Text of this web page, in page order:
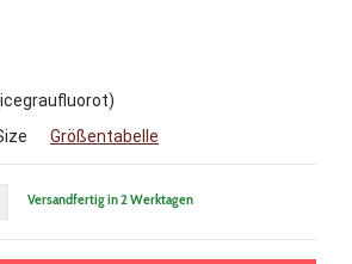
Größentabelle
Versandfertig in 2 Werktagen